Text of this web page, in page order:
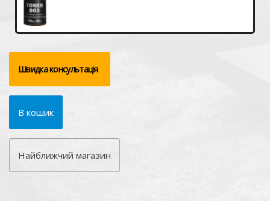
Швидка консультація
В кошик
Найближчий магазин